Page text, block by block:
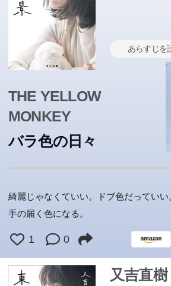
あらすじを
ピース・又吉直樹、すべての東京の屍
てしなく残酷で時折楽しく稀に優しい
る書き手による比類なき文章100編。
THE YELLOW
MONKEY
バラ色の日々
綺麗じゃなくていい。ドブ色だっていい
手の届く色になる。
1 0
又吉直樹
ピース・又吉直樹、すべての東京の屍
てしなく残酷で時折楽しく稀に優しい
る書き手による比類なき文章100編。